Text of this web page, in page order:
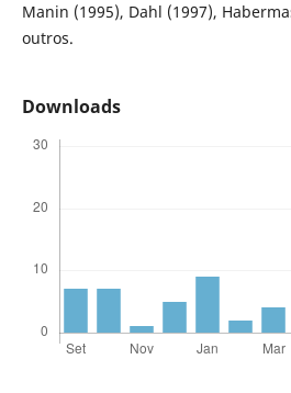
Manin (1995), Dahl (1997),
outros.
Downloads